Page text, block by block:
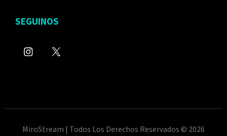
SEGUINOS
MiroStream | Todos Los Derechos Reservados © 2026